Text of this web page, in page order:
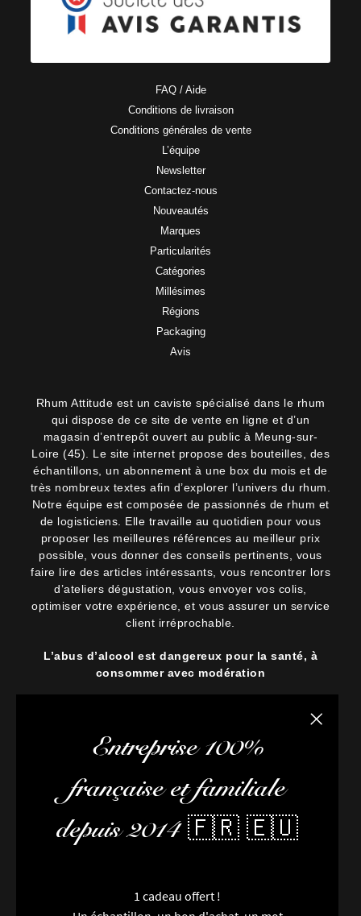
Fermer
Entreprise 100%
française et familiale
depuis 2014 🇫🇷 🇪🇺
1 cadeau offert !
FAQ / Aide
Conditions de livraison
Conditions générales de vente
L’équipe
Newsletter
Contactez-nous
Nouveautés
Marques
Particularités
Catégories
Millésimes
Régions
Packaging
Avis
Rhum Attitude est un caviste spécialisé dans le rhum
qui dispose de ce site de vente en ligne et d’un
magasin d’entrepôt ouvert au public à Meung-sur-
Loire (45). Le site internet propose des bouteilles, des
échantillons, un abonnement à une box du mois et de
très nombreux textes afin d’explorer l’univers du rhum.
Notre équipe est composée de passionnés de rhum et
de logisticiens. Elle travaille au quotidien pour vous
proposer les meilleures références au meilleur prix
possible, vous donner des conseils pertinents, vous
faire lire des articles intéressants, vous rencontrer lors
d’ateliers dégustation, vous envoyer vos colis,
optimiser votre expérience, et vous assurer un service
client irréprochable.
L’abus d’alcool est dangereux pour la santé, à
consommer avec modération